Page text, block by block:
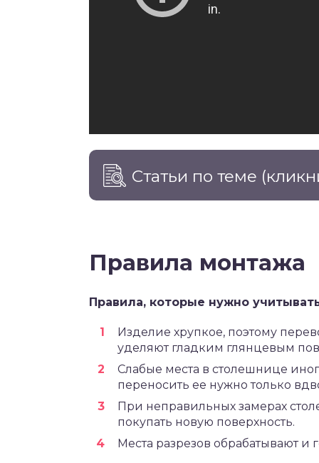
Статьи по теме
Правила монтажа
Правила, которые нужно
Изделие хрупкое, поэтому
уделяют гладким глянцевым
Слабые места в столешнице
переносить ее нужно только
При неправильных замерах
покупать новую поверхность.
Места разрезов обрабатывают и